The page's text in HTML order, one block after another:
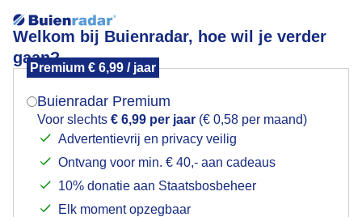
Welkom bij Buienradar, hoe wil je verder
gaan?
Premium € 6,99 / jaar
Buienradar Premium
Voor slechts € 6,99 per jaar (€ 0,58 per maand)
Advertentievrij en privacy veilig
Ontvang voor min. € 40,- aan cadeaus
10% donatie aan Staatsbosbeheer
Elk moment opzegbaar
Ruwe zee
Mogen we je locatie gebruiken voor het
Indien je hier nog geen akkoord op hebt gegeven,
verschijnt er zo een pop-up uit je browser waarin